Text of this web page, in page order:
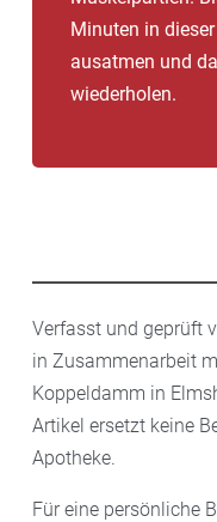
Minuten in
ausatmen und
wiederholen.
Verfasst und geprüft
in Zusammenarbeit
Koppeldamm in
Artikel ersetzt keine
Apotheke.
Für eine persönliche